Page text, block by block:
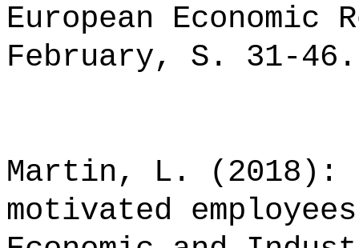
European
February, S. 31-46.
Martin, L. (2018):
motivated